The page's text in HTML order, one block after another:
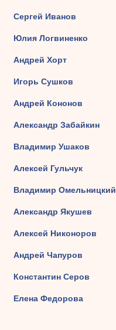
Сергей Иванов
Юлия Логвиненко
Андрей Хорт
Игорь Сушков
Андрей Кононов
Александр Забайкин
Владимир Ушаков
Алексей Гульчук
Владимир Омельницкий
Александр Якушев
Алексей Никоноров
Андрей Чапуров
Константин Серов
Елена Федорова